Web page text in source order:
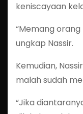
keniscayaan
“Memang
ungkap Nassir.
Kemudian,
malah sudah
“Jika